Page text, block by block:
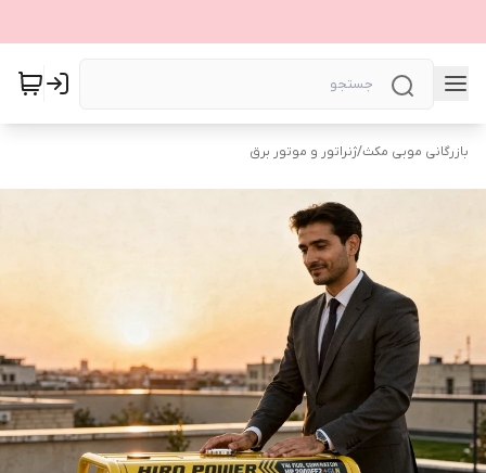
بازرگانی موبی مکث/ژنراتور و موتور برق